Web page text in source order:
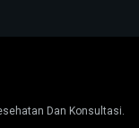
Dan Konsultasi.